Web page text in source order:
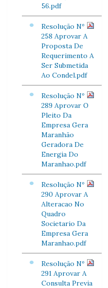
56.pdf
Resolução Nº
258 Aprovar A
Proposta De
Requerimento A
Ser Submetida
Ao Condel.pdf
Resolução Nº
289 Aprovar O
Pleito Da
Empresa Gera
Maranhão
Geradora De
Energia Do
Maranhao.pdf
Resolução Nº
290 Aprovar A
Alteracao No
Quadro
Societario Da
Empresa Gera
Maranhao.pdf
Resolução Nº
291 Aprovar A
Consulta Previa